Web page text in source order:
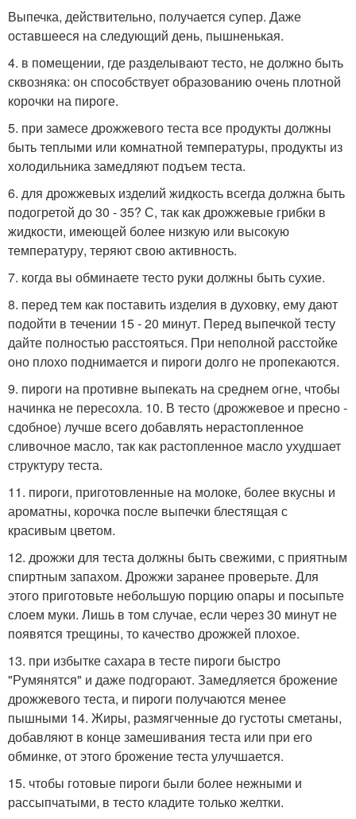
Выпечка, действительно, получается супер. Даже
оставшееся на следующий день, пышненькая.
4. в помещении, где разделывают тесто, не должно быть
сквозняка: он способствует образованию очень плотной
корочки на пироге.
5. при замесе дрожжевого теста все продукты должны
быть теплыми или комнатной температуры, продукты из
холодильника замедляют подъем теста.
6. для дрожжевых изделий жидкость всегда должна быть
подогретой до 30 - 35? С, так как дрожжевые грибки в
жидкости, имеющей более низкую или высокую
температуру, теряют свою активность.
7. когда вы обминаете тесто руки должны быть сухие.
8. перед тем как поставить изделия в духовку, ему дают
подойти в течении 15 - 20 минут. Перед выпечкой тесту
дайте полностью расстояться. При неполной расстойке
оно плохо поднимается и пироги долго не пропекаются.
9. пироги на противне выпекать на среднем огне, чтобы
начинка не пересохла. 10. В тесто (дрожжевое и пресно -
сдобное) лучше всего добавлять нерастопленное
сливочное масло, так как растопленное масло ухудшает
структуру теста.
11. пироги, приготовленные на молоке, более вкусны и
ароматны, корочка после выпечки блестящая с
красивым цветом.
12. дрожжи для теста должны быть свежими, с приятным
спиртным запахом. Дрожжи заранее проверьте. Для
этого приготовьте небольшую порцию опары и посыпьте
слоем муки. Лишь в том случае, если через 30 минут не
появятся трещины, то качество дрожжей плохое.
13. при избытке сахара в тесте пироги быстро
"Румянятся" и даже подгорают. Замедляется брожение
дрожжевого теста, и пироги получаются менее
пышными 14. Жиры, размягченные до густоты сметаны,
добавляют в конце замешивания теста или при его
обминке, от этого брожение теста улучшается.
15. чтобы готовые пироги были более нежными и
рассыпчатыми, в тесто кладите только желтки.